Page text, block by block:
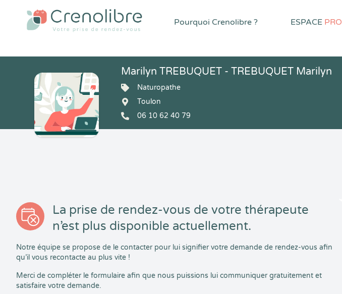
Pourquoi Crenolibre ? ESPACE PRO
Marilyn TREBUQUET - TREBUQUET Marilyn
Naturopathe
Toulon
06 10 62 40 79
La prise de rendez-vous de votre thérapeute
n’est plus disponible actuellement.
Notre équipe se propose de le contacter pour lui signifier votre demande de rendez-vous afin
qu’il vous recontacte au plus vite !
Merci de compléter le formulaire afin que nous puissions lui communiquer gratuitement et
satisfaire votre demande.